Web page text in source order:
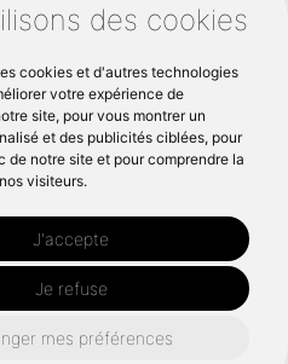
des cookies
cookies et d'autres technologies
votre expérience de
site, pour vous montrer un
et des publicités ciblées, pour
de notre site et pour comprendre la
visiteurs.
J'accepte
Je refuse
mes préférences
structure